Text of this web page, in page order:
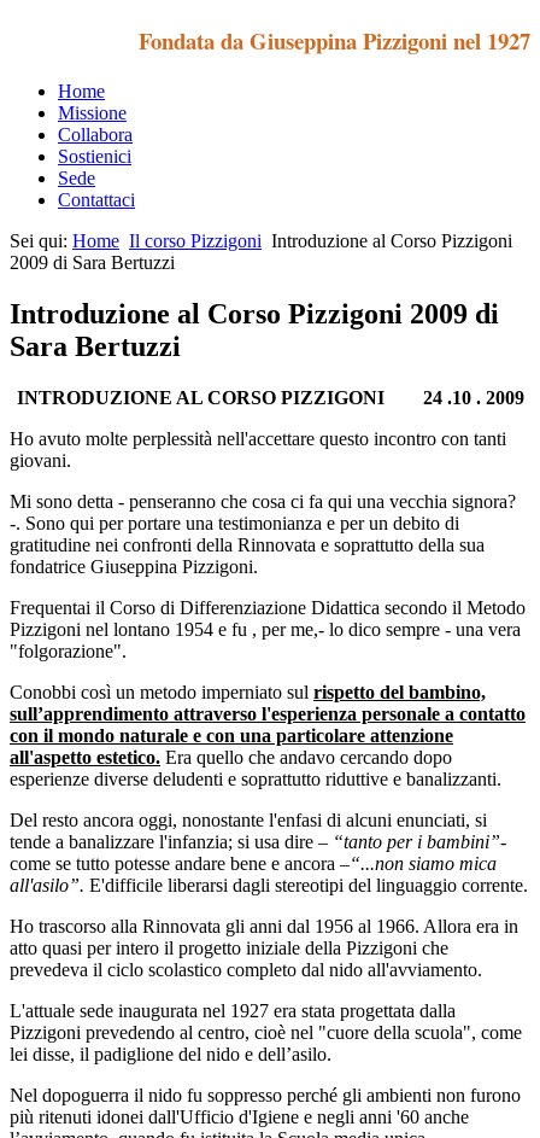
Fondata da Giuseppina Pizzigoni nel 1927
Home
Missione
Collabora
Sostienici
Sede
Contattaci
Sei qui: Home Il corso Pizzigoni Introduzione al Corso Pizzigoni
2009 di Sara Bertuzzi
Introduzione al Corso Pizzigoni 2009 di
Sara Bertuzzi
INTRODUZIONE AL CORSO PIZZIGONI 24 .10 . 2009
Ho avuto molte perplessità nell'accettare questo incontro con tanti
giovani.
Mi sono detta - penseranno che cosa ci fa qui una vecchia signora?
-. Sono qui per portare una testimonianza e per un debito di
gratitudine nei confronti della Rinnovata e soprattutto della sua
fondatrice Giuseppina Pizzigoni.
Frequentai il Corso di Differenziazione Didattica secondo il Metodo
Pizzigoni nel lontano 1954 e fu , per me,- lo dico sempre - una vera
"folgorazione".
Conobbi così un metodo imperniato sul rispetto del bambino,
sull’apprendimento attraverso l'esperienza personale a contatto
con il mondo naturale e con una particolare attenzione
all'aspetto estetico. Era quello che andavo cercando dopo
esperienze diverse deludenti e soprattutto riduttive e banalizzanti.
Del resto ancora oggi, nonostante l'enfasi di alcuni enunciati, si
tende a banalizzare l'infanzia; si usa dire – “tanto per i bambini”-
come se tutto potesse andare bene e ancora –“...non siamo mica
all'asilo”. E'difficile liberarsi dagli stereotipi del linguaggio corrente.
Ho trascorso alla Rinnovata gli anni dal 1956 al 1966. Allora era in
atto quasi per intero il progetto iniziale della Pizzigoni che
prevedeva il ciclo scolastico completo dal nido all'avviamento.
L'attuale sede inaugurata nel 1927 era stata progettata dalla
Pizzigoni prevedendo al centro, cioè nel "cuore della scuola", come
lei disse, il padiglione del nido e dell’asilo.
Nel dopoguerra il nido fu soppresso perché gli ambienti non furono
più ritenuti idonei dall'Ufficio d'Igiene e negli anni '60 anche